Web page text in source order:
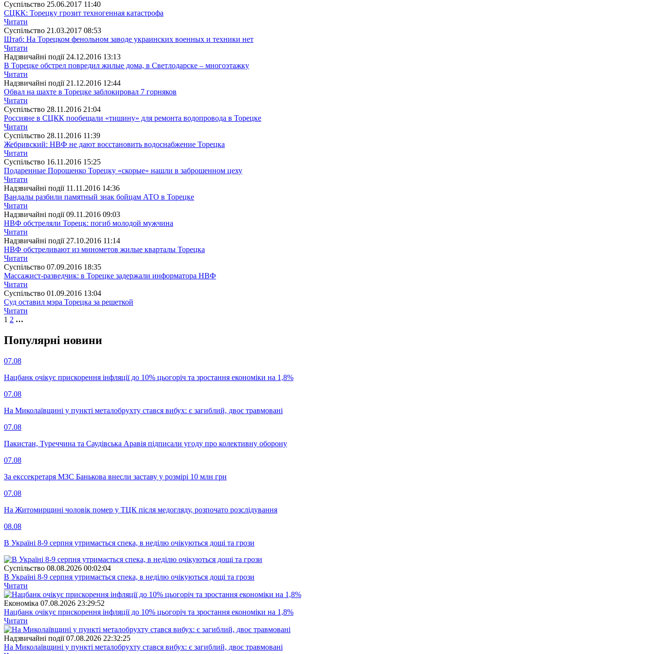
Суспiльство 25.06.2017 11:40
СЦКК: Торецку грозит техногенная катастрофа
Читати
Суспiльство 21.03.2017 08:53
Штаб: На Торецком фенольном заводе украинских военных и техники нет
Читати
Надзвичайні події 24.12.2016 13:13
В Торецке обстрел повредил жилые дома, в Светлодарске – многоэтажку
Читати
Надзвичайні події 21.12.2016 12:44
Обвал на шахте в Торецке заблокировал 7 горняков
Читати
Суспiльство 28.11.2016 21:04
Россияне в СЦКК пообещали «тишину» для ремонта водопровода в Торецке
Читати
Суспiльство 28.11.2016 11:39
Жебривский: НВФ не дают восстановить водоснабжение Торецка
Читати
Суспiльство 16.11.2016 15:25
Подаренные Порошенко Торецку «скорые» нашли в заброшенном цеху
Читати
Надзвичайні події 11.11.2016 14:36
Вандалы разбили памятный знак бойцам АТО в Торецке
Читати
Надзвичайні події 09.11.2016 09:03
НВФ обстреляли Торецк: погиб молодой мужчина
Читати
Надзвичайні події 27.10.2016 11:14
НВФ обстреливают из минометов жилые кварталы Торецка
Читати
Суспiльство 07.09.2016 18:35
Массажист-разведчик: в Торецке задержали информатора НВФ
Читати
Суспiльство 01.09.2016 13:04
Суд оставил мэра Торецка за решеткой
Читати
1 2 …
Популярнi новини
07.08
Нацбанк очікує прискорення інфляції до 10% цьогоріч та зростання економіки на 1,8%
07.08
На Миколаївщині у пункті металобрухту стався вибух: є загиблий, двоє травмовані
07.08
Пакистан, Туреччина та Саудівська Аравія підписали угоду про колективну оборону
07.08
За екссекретаря МЗС Банькова внесли заставу у розмірі 10 млн грн
07.08
На Житомирщині чоловік помер у ТЦК після медогляду, розпочато розслідування
08.08
В Україні 8-9 серпня утримається спека, в неділю очікуються дощі та грози
Суспiльство 08.08.2026 00:02:04
В Україні 8-9 серпня утримається спека, в неділю очікуються дощі та грози
Читати
Економіка 07.08.2026 23:29:52
Нацбанк очікує прискорення інфляції до 10% цьогоріч та зростання економіки на 1,8%
Читати
Надзвичайні події 07.08.2026 22:32:25
На Миколаївщині у пункті металобрухту стався вибух: є загиблий, двоє травмовані